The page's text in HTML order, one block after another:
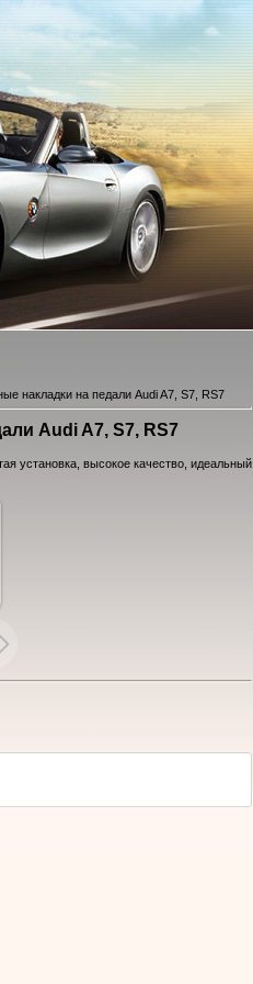
накладки на педали Audi A7, S7, RS7
Audi A7, S7, RS7
установка, высокое качество, идеальный